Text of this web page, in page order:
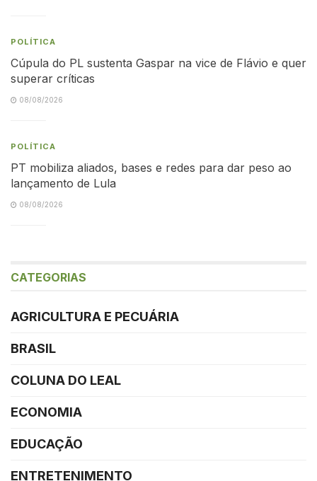
POLÍTICA
Cúpula do PL sustenta Gaspar na vice de Flávio e quer
superar críticas
08/08/2026
POLÍTICA
PT mobiliza aliados, bases e redes para dar peso ao
lançamento de Lula
08/08/2026
CATEGORIAS
AGRICULTURA E PECUÁRIA
BRASIL
COLUNA DO LEAL
ECONOMIA
EDUCAÇÃO
ENTRETENIMENTO